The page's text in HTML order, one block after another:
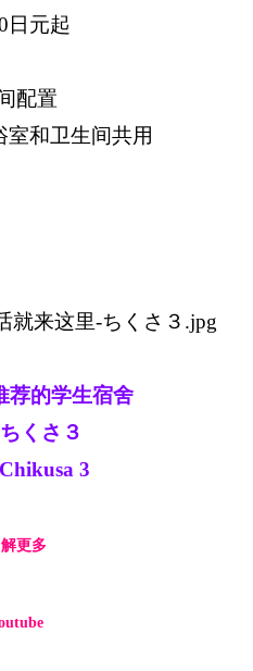
日元起
配置
室和卫生间共用
荐的学生宿舍
くさ３
3
更多